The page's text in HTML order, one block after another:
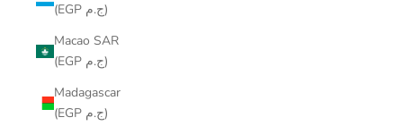
(EGP ج.م)
Macao SAR
(EGP ج.م)
Madagascar
(EGP ج.م)